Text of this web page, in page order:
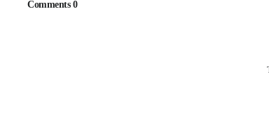
-23187초 전 >
[속보] 호르무즈 해협 이란-오만 협상 기대속
[속보] 이란 대통령 "지금 최고지도자와 소통
[속보] "이란-오만, 호르무즈 해협 통행 항로 합